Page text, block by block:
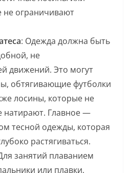
ограничивают
: Одежда должна быть
не
движений. Это могут
обтягивающие футболки
лосины, которые не
натирают. Главное —
тесной одежды, которая
растягиваться.
занятий плаванием
или плавки,